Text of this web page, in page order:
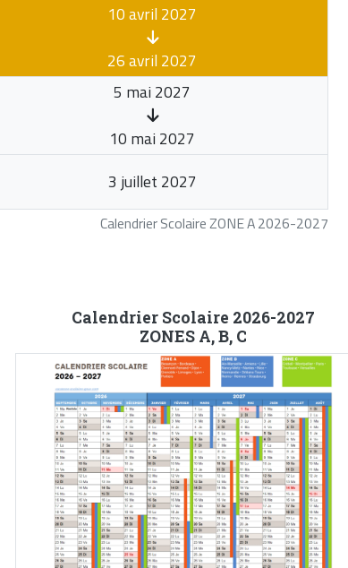
Calendrier Scolaire ZONE A 2026-2027
10 avril 2027
26 avril 2027
5 mai 2027
10 mai 2027
3 juillet 2027
Calendrier Scolaire 2026-2027
ZONES A, B, C